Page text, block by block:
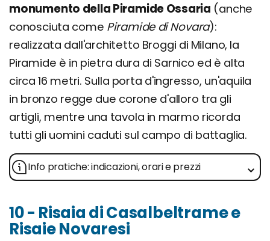
monumento della Piramide Ossaria (anche
conosciuta come Piramide di Novara):
realizzata dall'architetto Broggi di Milano, la
Piramide è in pietra dura di Sarnico ed è alta
circa 16 metri. Sulla porta d'ingresso, un'aquila
in bronzo regge due corone d'alloro tra gli
artigli, mentre una tavola in marmo ricorda
tutti gli uomini caduti sul campo di battaglia.
Info pratiche: indicazioni, orari e prezzi
10 - Risaia di Casalbeltrame e
Risaie Novaresi